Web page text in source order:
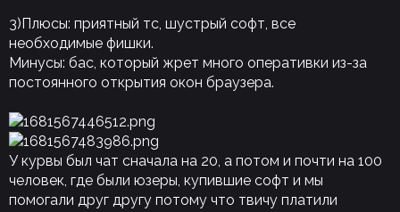
3)Плюсы: приятный тс, шустрый софт, все
необходимые фишки.
Минусы: бас, который жрет много оперативки из-за
постоянного открытия окон браузера.
У курвы был чат сначала на 20, а потом и почти на 100
человек, где были юзеры, купившие софт и мы
помогали друг другу потому что твичу платили